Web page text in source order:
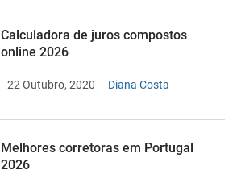
Calculadora de juros compostos
online 2026
22 Outubro, 2020 Diana Costa
Melhores corretoras em Portugal
2026